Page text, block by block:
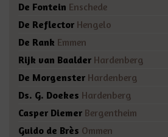
De Fontein Enschede
De Reflector Hengelo
De Rank Emmen
Rijk van Baalder Hardenberg
De Morgenster Hardenberg
Ds. G. Doekes Hardenberg
Casper Diemer Bergentheim
Guido de Brès Ommen